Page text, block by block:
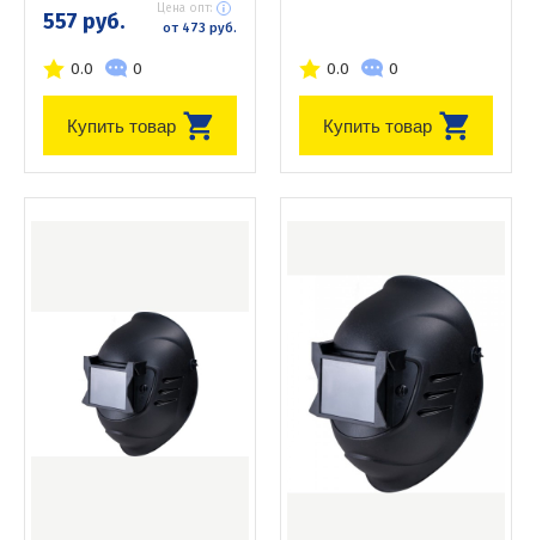
557 руб. Цена опт:
от 473 руб.
0.0 0
Купить товар
0.0 0
Купить товар